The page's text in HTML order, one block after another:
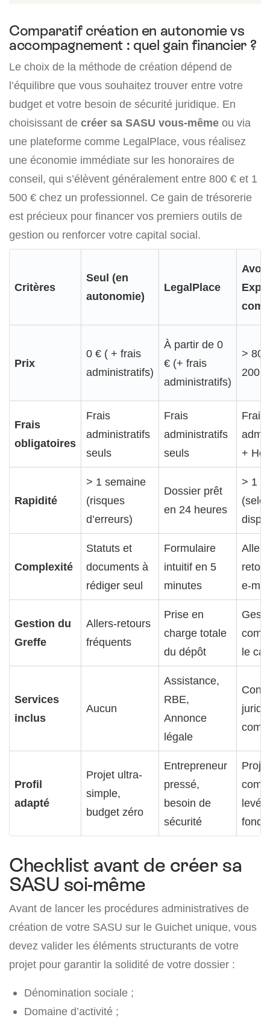
Comparatif création en autonomie vs
accompagnement : quel gain financier ?
Le choix de la méthode de création dépend de
l’équilibre que vous souhaitez trouver entre votre
budget et votre besoin de sécurité juridique. En
choisissant de créer sa SASU vous-même ou via
une plateforme comme LegalPlace, vous réalisez
une économie immédiate sur les honoraires de
conseil, qui s’élèvent généralement entre 800 € et 1
500 € chez un professionnel. Ce gain de trésorerie
est précieux pour financer vos premiers outils de
gestion ou renforcer votre capital social.
Critères
Seul (en
autonomie)
LegalPlace
Prix
0 € ( + frais
administratifs)
À partir de 0
€ (+ frais
administratifs)
>
200 €
Frais
obligatoires
Frais
administratifs
seuls
Frais
administratifs
seuls
Frais
+
Rapidité
> 1 semaine
(risques
d’erreurs)
Dossier prêt
en 24 heures
> 1
Complexité
Statuts et
documents à
rédiger seul
Formulaire
intuitif en 5
minutes
e-
Gestion du
Greffe
Allers-retours
fréquents
Prise en
charge totale
du dépôt
le
Services
inclus
Aucun
Assistance,
RBE,
Annonce
légale
Profil
adapté
Projet ultra-
simple,
budget zéro
Entrepreneur
pressé,
besoin de
sécurité
Projet
fonds
Checklist avant de créer sa
SASU soi-même
Avant de lancer les procédures administratives de
création de votre SASU sur le Guichet unique, vous
devez valider les éléments structurants de votre
projet pour garantir la solidité de votre dossier :
Dénomination sociale ;
Domaine d’activité ;